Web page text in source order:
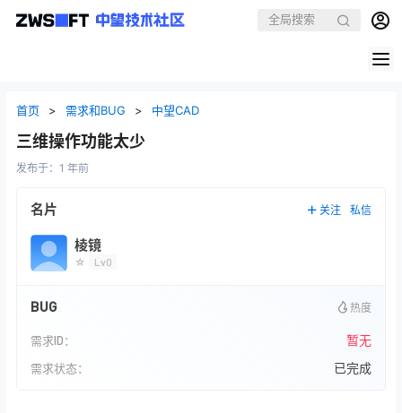
首页 > 需求和BUG > 中望CAD
三维操作功能太少
发布于： 1 年前
名片 关注 私信
棱镜
☆ Lv0
BUG 热度
需求ID： 暂无
需求状态： 已完成